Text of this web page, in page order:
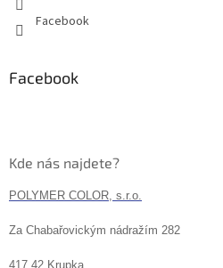
Facebook
Facebook
Kde nás najdete?
POLYMER COLOR, s.r.o.
Za Chabařovickým nádražím 282
417 42 Krupka